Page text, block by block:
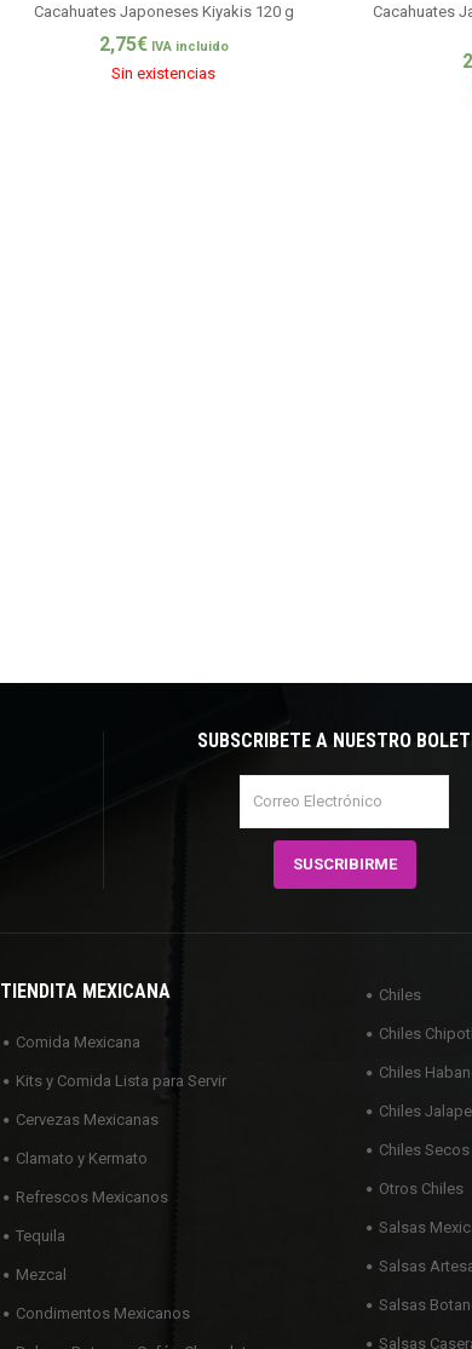
Cacahuates Japoneses Kiyakis 120 g
2,75€ IVA incluido
Sin existencias
Cacahuates
SUBSCRÍBETE A NUESTRO
TIENDITA MEXICANA
Comida Mexicana
Kits y Comida Lista para Servir
Cervezas Mexicanas
Clamato y Kermato
Refrescos Mexicanos
Tequila
Mezcal
Condimentos Mexicanos
Chiles
Chiles
Chiles
Chiles
Chiles Secos
Otros Chiles
Salsas
Salsas
Salsas
Salsas